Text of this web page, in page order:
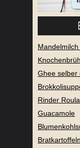
Ghee selber
Rinder
Guacamole
Bratkartoffeln